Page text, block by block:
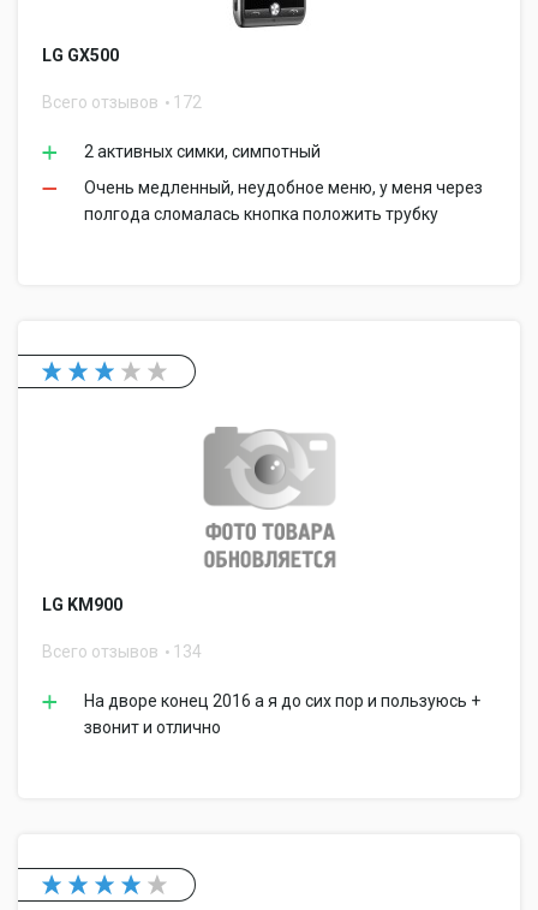
LG GX500
Всего отзывов 172
2 активных симки, симпотный
Очень медленный, неудобное меню, у меня через
полгода сломалась кнопка положить трубку
LG KM900
Всего отзывов 134
На дворе конец 2016 а я до сих пор и пользуюсь +
звонит и отлично